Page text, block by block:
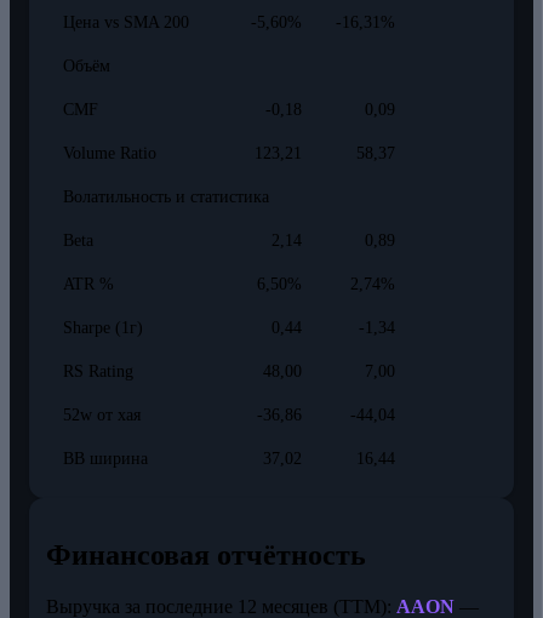
Цена vs SMA 200 -5,60% -16,31%
Объём
CMF -0,18 0,09
Volume Ratio 123,21 58,37
Волатильность и статистика
Beta 2,14 0,89
ATR % 6,50% 2,74%
Sharpe (1г) 0,44 -1,34
RS Rating 48,00 7,00
52w от хая -36,86 -44,04
BB ширина 37,02 16,44
Финансовая отчётность
Выручка за последние 12 месяцев (TTM): AAON —